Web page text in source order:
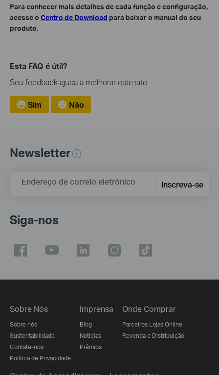
Para conhecer mais detalhes de cada função e configuração,
acesse o Centro de Download para baixar o manual do seu
produto.
Esta FAQ é útil?
Seu feedback ajuda a melhorar este site.
Sim Não
Newsletter
Endereço de correio eletrónico Inscreva-se
Siga-nos
Sobre Nós
Sobre nós
Sustentabilidade
Contate-nos
Política de Privacidade
Imprensa
Blog
Notícias
Prêmios
Onde Comprar
Parceiros Lojas Online
Revenda e Distribuição